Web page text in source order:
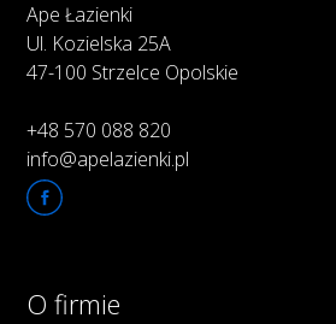
Ape Łazienki
Ul. Kozielska 25A
47-100 Strzelce Opolskie
+48 570 088 820
info@apelazienki.pl
O firmie